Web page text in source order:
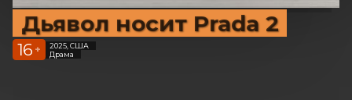
Дьявол носит Prada 2
16 +
2025, США
Драма